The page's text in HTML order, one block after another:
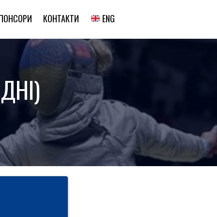
КОНТАКТИ ENG